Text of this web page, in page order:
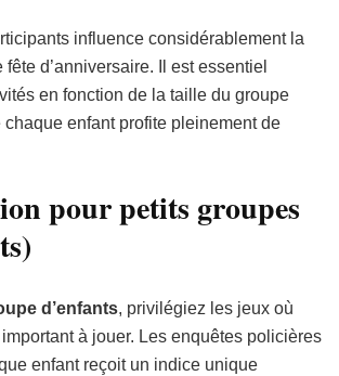
influence considérablement la
fête d’anniversaire. Il est essentiel
en fonction de la taille du groupe
chaque enfant profite pleinement de
pour petits groupes
d’enfants, privilégiez les jeux où
à jouer. Les enquêtes policières
enfant reçoit un indice unique